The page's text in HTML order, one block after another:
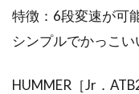
特徴：6段変速が可
シンプルでかっこい
HUMMER［Jr．